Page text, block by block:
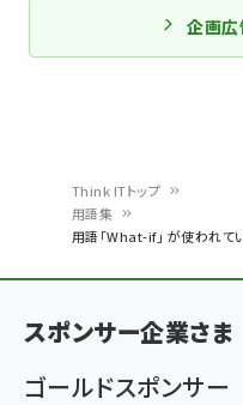
ン
く
ず
Think ITトップ
用語集
用語「What-if」 が使われて
企画広
スポンサー企業さま
ゴールドスポンサー